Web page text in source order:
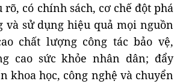
có chính sách, cơ chế đột phá
và sử dụng hiệu quả mọi nguồn
chất lượng công tác bảo vệ,
cao sức khỏe nhân dân; đẩy
khoa học, công nghệ và chuyển